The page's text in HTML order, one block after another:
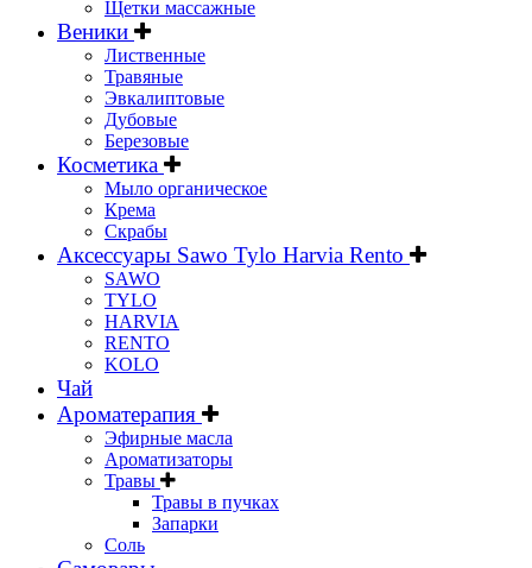
Щетки массажные
Веники
Лиственные
Травяные
Эвкалиптовые
Дубовые
Березовые
Косметика
Мыло органическое
Крема
Скрабы
Аксессуары Sawo Tylo Harvia Rento
SAWO
TYLO
HARVIA
RENTO
KOLO
Чай
Ароматерапия
Эфирные масла
Ароматизаторы
Травы
Травы в пучках
Запарки
Соль